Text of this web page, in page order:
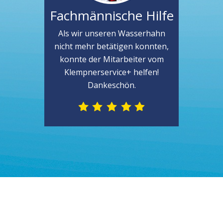
Fachmännische Hilfe
Als wir unseren Wasserhahn
nicht mehr betätigen konnten,
konnte der Mitarbeiter vom
Klempnerservice+ helfen!
Dankeschön.